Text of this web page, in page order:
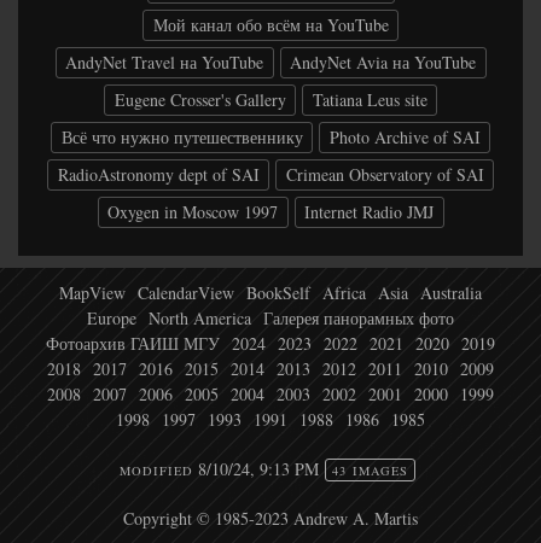
Мой канал обо всём на YouTube
AndyNet Travel на YouTube
AndyNet Avia на YouTube
Eugene Crosser's Gallery
Tatiana Leus site
Всё что нужно путешественнику
Photo Archive of SAI
RadioAstronomy dept of SAI
Crimean Observatory of SAI
Oxygen in Moscow 1997
Internet Radio JMJ
MapView CalendarView BookSelf Africa Asia Australia
Europe North America Галерея панорамных фото
Фотоархив ГАИШ МГУ 2024 2023 2022 2021 2020 2019
2018 2017 2016 2015 2014 2013 2012 2011 2010 2009
2008 2007 2006 2005 2004 2003 2002 2001 2000
1999
1998
1997 1993 1991 1988 1986 1985
MODIFIED 8/10/24, 9:13 PM 43 IMAGES
Copyright © 1985-2023 Andrew A. Martis